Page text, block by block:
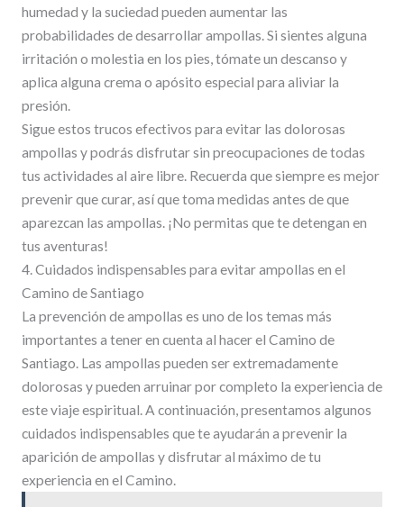
humedad y la suciedad pueden aumentar las
probabilidades de desarrollar ampollas. Si sientes alguna
irritación o molestia en los pies, tómate un descanso y
aplica alguna crema o apósito especial para aliviar la
presión.
Sigue estos trucos efectivos para evitar las dolorosas
ampollas y podrás disfrutar sin preocupaciones de todas
tus actividades al aire libre. Recuerda que siempre es mejor
prevenir que curar, así que toma medidas antes de que
aparezcan las ampollas. ¡No permitas que te detengan en
tus aventuras!
4. Cuidados indispensables para evitar ampollas en el
Camino de Santiago
La prevención de ampollas es uno de los temas más
importantes a tener en cuenta al hacer el Camino de
Santiago. Las ampollas pueden ser extremadamente
dolorosas y pueden arruinar por completo la experiencia de
este viaje espiritual. A continuación, presentamos algunos
cuidados indispensables que te ayudarán a prevenir la
aparición de ampollas y disfrutar al máximo de tu
experiencia en el Camino.